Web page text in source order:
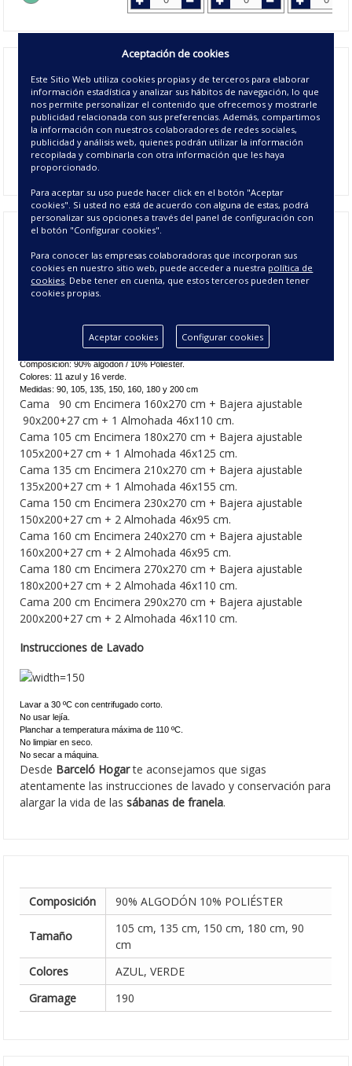
Algodón 10% poliéster. Están disponibles en colores azul o
verde. Incluye, una sábana bajera en color liso, una sábana
encimera estampada con dibujo floral y una o dos fundas de
almohada estampada. En medidas de 90, 105, 135. 150, 160,
180 y 200 cm. Unassábanas de franela calentitaspara las noches
de invierno.
Juego de Sábana de Franela Celín -
Sábanas de Franela Flores
Características del Juego de Sábana
Franela Celín
Composición: 90% algodón / 10% Poliéster.
Colores: 11 azul y 16 verde.
Medidas: 90, 105, 135, 150, 160, 180 y 200 cm
Cama 90 cm Encimera 160x270 cm + Bajera ajustable
90x200+27 cm + 1 Almohada 46x110 cm.
Cama 105 cm Encimera 180x270 cm + Bajera ajustable
105x200+27 cm + 1 Almohada 46x125 cm.
Cama 135 cm Encimera 210x270 cm + Bajera ajustable
135x200+27 cm + 1 Almohada 46x155 cm.
Cama 150 cm Encimera 230x270 cm + Bajera ajustable
150x200+27 cm + 2 Almohada 46x95 cm.
Cama 160 cm Encimera 240x270 cm + Bajera ajustable
160x200+27 cm + 2 Almohada 46x95 cm.
Cama 180 cm Encimera 270x270 cm + Bajera ajustable
180x200+27 cm + 2 Almohada 46x110 cm.
Cama 200 cm Encimera 290x270 cm + Bajera ajustable
200x200+27 cm + 2 Almohada 46x110 cm.
Instrucciones de Lavado
Lavar a 30 ºC con centrifugado corto.
No usar lejía.
Planchar a temperatura máxima de 110 ºC.
No limpiar en seco.
No secar a máquina.
Desde Barceló Hogarte aconsejamos que sigas
atentamente las instrucciones de lavado y conservación para
alargar la vida de lassábanas de franela.
Composición 90% ALGODÓN 10% POLIÉSTER
Tamaño
105 cm, 135 cm, 150 cm, 180 cm, 90
cm
Colores
AZUL, VERDE
Gramage
190
Aceptación de cookies
Este Sitio Web utiliza cookies propias y de terceros para elaborar
información estadística y analizar sus hábitos de navegación, lo que
nos permite personalizar el contenido que ofrecemos y mostrarle
publicidad relacionada con sus preferencias. Además, compartimos
la información con nuestros colaboradores de redes sociales,
publicidad y análisis web, quienes podrán utilizar la información
recopilada y combinarla con otra información que les haya
proporcionado.
Para aceptar su uso puede hacer click en el botón "Aceptar
cookies". Si usted no está de acuerdo con alguna de estas, podrá
personalizar sus opciones a través del panel de configuración con
el botón "Configurar cookies".
Para conocer las empresas colaboradoras que incorporan sus
cookies en nuestro sitio web, puede acceder a nuestra política de
cookies. Debe tener en cuenta, que estos terceros pueden tener
cookies propias.
Aceptar cookies Configurar cookies